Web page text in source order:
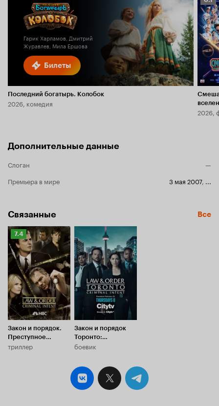
Билеты
Гарик Харламов, Дмитрий
Журавлев, Мила Ершова
Последний богатырь. Колобок
2026, комедия
6.1
2026,
Дополнительные данные
Слоган
—
Премьера в мире
3 мая 2007, ...
Связанные Все
Рейтинг
Кинопоиска
7.4
7.4
Закон и порядок.
Преступное
намерение
триллер
Закон и порядок
Торонто:
Преступный
боевик